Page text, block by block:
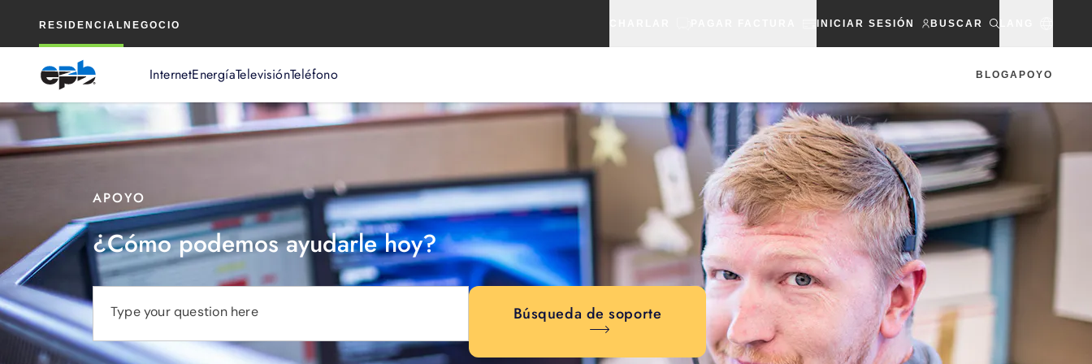
RESIDENCIAL NEGOCIO INICIAR SESIÓN BUSCAR
InternetEnergíaTelevisiónTeléfono BLOGAPOYO
principal
APOYO
¿Cómo podemos ayudarle hoy?
Type your question here Búsqueda de soporte